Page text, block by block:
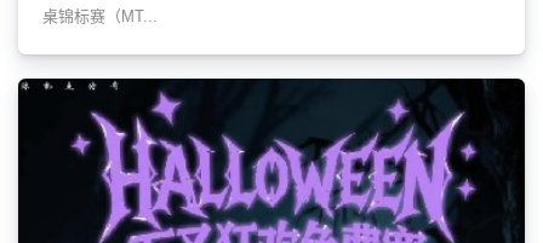
桌锦标赛（MT...